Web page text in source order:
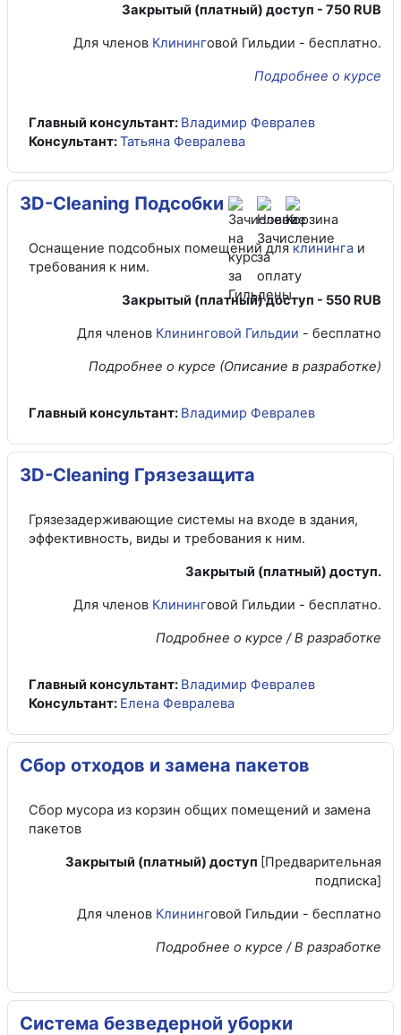
Закрытый (платный) доступ - 750 RUB
Для членов Клининговой Гильдии - бесплатно.
Подробнее о курсе
Главный консультант: Владимир Февралев
Консультант:Татьяна Февралева
3D-Cleaning Подсобки
Оснащение подсобных помещений дляклининга и
требования к ним.
Закрытый (платный) доступ - 550 RUB
Для членов Клининговой Гильдии - бесплатно
Подробнее о курсе (Описание в разработке)
Главный консультант: Владимир Февралев
3D-Cleaning Грязезащита
Грязезадерживающие системы на входе в здания,
эффективность, виды и требования к ним.
Закрытый (платный) доступ.
Для членов Клининговой Гильдии - бесплатно.
Подробнее о курсе / В разработке
Главный консультант: Владимир Февралев
Консультант: Елена Февралева
Сбор отходов и замена пакетов
Сбор мусора из корзин общих помещений и замена
пакетов
Закрытый (платный) доступ [Предварительная
подписка]
Для членов Клининговой Гильдии - бесплатно
Подробнее о курсе / В разработке
Система безведерной уборки